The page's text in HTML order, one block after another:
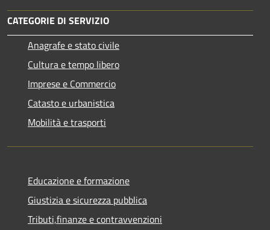
CATEGORIE DI SERVIZIO
Anagrafe e stato civile
Cultura e tempo libero
Imprese e Commercio
Catasto e urbanistica
Mobilità e trasporti
Educazione e formazione
Giustizia e sicurezza pubblica
Tributi,finanze e contravvenzioni